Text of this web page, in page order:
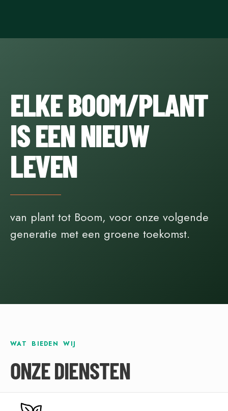
ELKE BOOM/PLANT
IS EEN NIEUW
LEVEN
van plant tot Boom, voor onze volgende
generatie met een groene toekomst.
WAT BIEDEN WIJ
ONZE DIENSTEN